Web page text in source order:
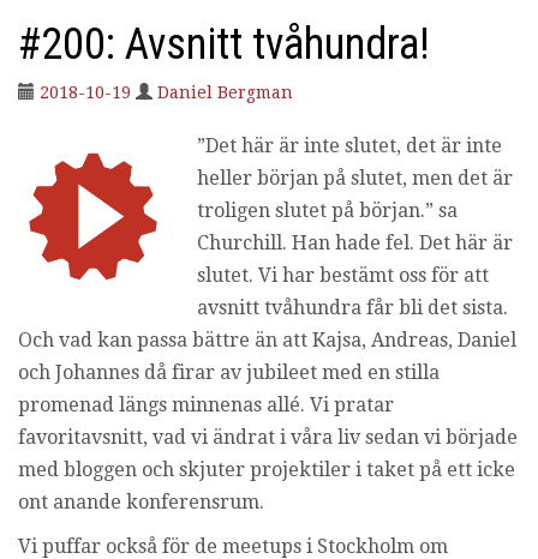
#200: Avsnitt tvåhundra!
2018-10-19 Daniel Bergman
”Det här är inte slutet, det är inte
heller början på slutet, men det är
troligen slutet på början.” sa
Churchill. Han hade fel. Det här är
slutet. Vi har bestämt oss för att
avsnitt tvåhundra får bli det sista.
Och vad kan passa bättre än att Kajsa, Andreas, Daniel
och Johannes då firar av jubileet med en stilla
promenad längs minnenas allé. Vi pratar
favoritavsnitt, vad vi ändrat i våra liv sedan vi började
med bloggen och skjuter projektiler i taket på ett icke
ont anande konferensrum.
Vi puffar också för de meetups i Stockholm om